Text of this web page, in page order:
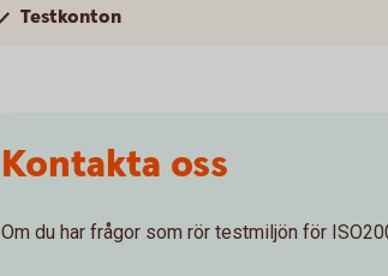
Testkonton
Kontakta oss
Om du har frågor som rör testmiljön för